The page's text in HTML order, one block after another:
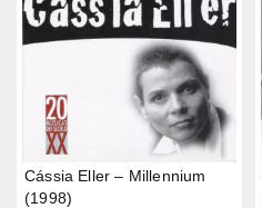
Cássia Eller – Millennium
(1998)